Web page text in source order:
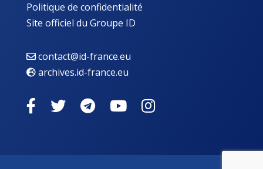
Politique de confidentialité
Site officiel du Groupe ID
contact@id-france.eu
archives.id-france.eu